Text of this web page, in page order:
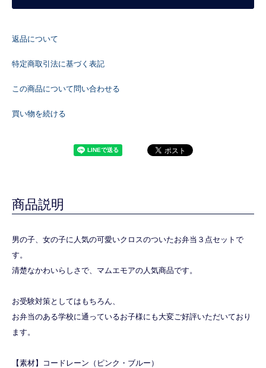
返品について
特定商取引法に基づく表記
この商品について問い合わせる
買い物を続ける
商品説明
男の子、女の子に人気の可愛いクロスのついたお弁当３点セットで
す。
清楚なかわいらしさで、マムエモアの人気商品です。
お受験対策としてはもちろん、
お弁当のある学校に通っているお子様にも大変ご好評いただいており
ます。
【素材】コードレーン（ピンク・ブルー）